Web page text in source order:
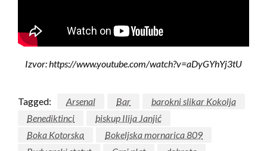
Izvor: https://www.youtube.com/watch?v=aDyGYhYj3tU
Tagged: Arsenal Bar
barokni slikar Kokolja
Benediktinci
biskup Ilija Janjić
Boka Kotorska
Bokeljska mornarica 809